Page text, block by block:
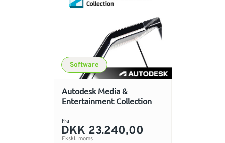
Software
Autodesk Media &
Entertainment Collection
Fra
DKK 23.240,00
Ekskl. moms